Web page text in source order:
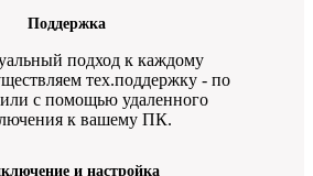
Поддержка
подход к каждому
тех.поддержку - по
с помощью удаленного
к вашему ПК.
и настройка